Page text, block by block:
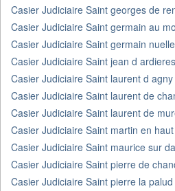
Casier Judiciaire Saint georges de
Casier Judiciaire Saint germain au
Casier Judiciaire Saint germain
Casier Judiciaire Saint jean d
Casier Judiciaire Saint laurent d
Casier Judiciaire Saint laurent de
Casier Judiciaire Saint laurent de
Casier Judiciaire Saint martin en
Casier Judiciaire Saint maurice sur
Casier Judiciaire Saint pierre de
Casier Judiciaire Saint pierre la